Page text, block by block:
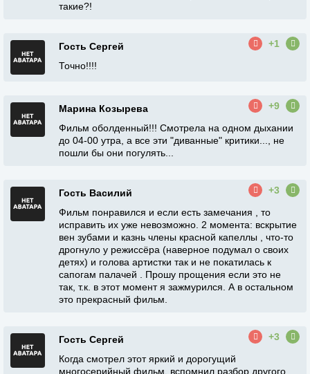
такие?!
Гость Сергей
+1
Точно!!!!
Марина Козырева
+9
Фильм оболденный!!! Смотрела на одном дыхании
до 04-00 утра, а все эти "диванные" критики..., не
пошли бы они погулять...
Гость Василий
+3
Фильм понравился и если есть замечания , то
исправить их уже невозможно. 2 момента: вскрытие
вен зубами и казнь члены красной капеллы , что-то
дрогнуло у режиссёра (наверное подумал о своих
детях) и голова артистки так и не покатилась к
сапогам палачей . Прошу прощения если это не
так, т.к. в этот момент я зажмурился. А в остальном
это прекрасный фильм.
Гость Сергей
+3
Когда смотрел этот яркий и дорогущий
многосерийный фильм, вспомнил разбор другого